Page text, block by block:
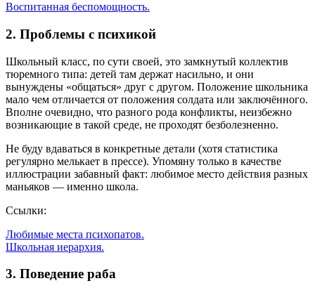
Воспитанная беспомощность.
2. Проблемы с психикой
Школьный класс, по сути своей, это замкнутый коллектив
тюремного типа: детей там держат насильно, и они
вынуждены «общаться» друг с другом. Положение школьника
мало чем отличается от положения солдата или заключённого.
Вполне очевидно, что разного рода конфликты, неизбежно
возникающие в такой среде, не проходят безболезненно.
Не буду вдаваться в конкретные детали (хотя статистика
регулярно мелькает в прессе). Упомяну только в качестве
иллюстрации забавный факт: любимое место действия разных
маньяков — именно школа.
Ссылки:
Любимые места психопатов.
Школьная иерархия.
3. Поведение раба